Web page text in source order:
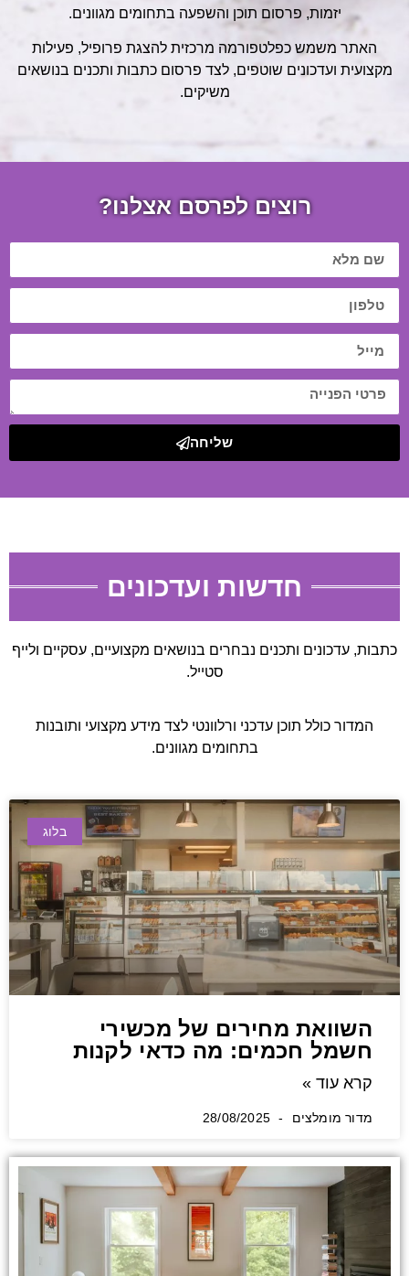
יזמות, פרסום תוכן והשפעה בתחומים מגוונים.
האתר משמש כפלטפורמה מרכזית להצגת פרופיל, פעילות
מקצועית ועדכונים שוטפים, לצד פרסום כתבות ותכנים בנושאים
משיקים.
רוצים לפרסם אצלנו?
שליחה
חדשות ועדכונים
כתבות, עדכונים ותכנים נבחרים בנושאים מקצועיים, עסקיים ולייף
סטייל.
המדור כולל תוכן עדכני ורלוונטי לצד מידע מקצועי ותובנות
בתחומים מגוונים.
בלוג
השוואת מחירים של מכשירי
חשמל חכמים: מה כדאי לקנות
קרא עוד »
מדור מומלצים 28/08/2025